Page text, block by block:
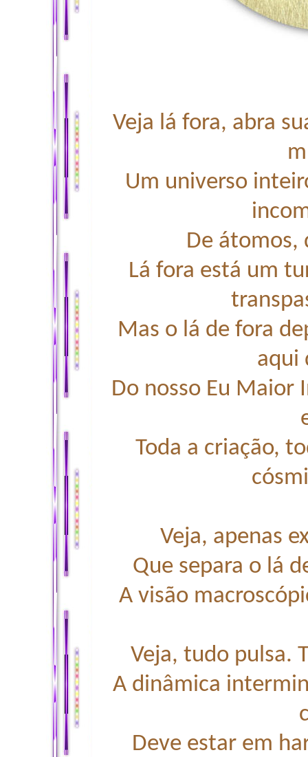
Veja lá fora, abra
Um universo
De átomos,
Lá fora está um
Mas o lá de fora
aqui
Do nosso Eu
Toda a criação,
Veja, apenas
Que separa o lá
A visão
Veja, tudo pulsa.
A dinâmica
Deve estar em